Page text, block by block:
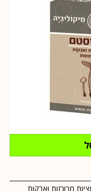
מרוכזות ואבקות